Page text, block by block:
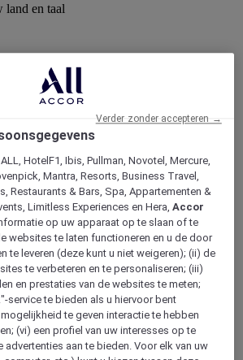
land en taal
valuta
HotelF1, Ibis, Pullman, Novotel, Mercure,
Mantra, Resorts, Business Travel,
Restaurants & Bars, Spa, Appartementen &
Limitless Experiences en Hera,Accor
op uw apparaat op te slaan of te
websites te laten functioneren en u de door
te leveren (deze kunt u niet weigeren); (ii) de
te verbeteren en te personaliseren; (iii)
en prestaties van de websites te meten;
service te bieden als u hiervoor bent
te geven interactie te hebben
(vi) een profiel van uw interesses op te
advertenties aan te bieden. Voor elk van uw
Verder zonder accepteren →